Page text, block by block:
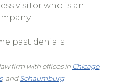
visitor who is an
past denials
firm with offices in Chicago,
, andSchaumburg.